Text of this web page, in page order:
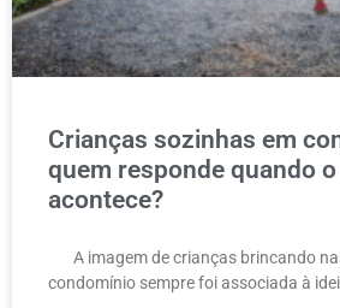
Crianças sozinhas em
quem responde quando
acontece?
A imagem de crianças brincando
condomínio sempre foi associada à